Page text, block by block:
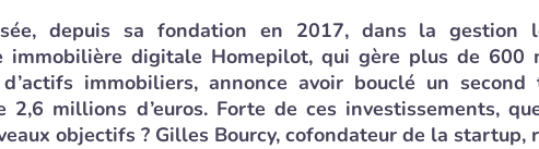
depuis sa fondation en 2017, dans la gestion
immobilière digitale Homepilot, qui gère plus de 600
d’actifs immobiliers, annonce avoir bouclé un second
2,6 millions d’euros. Forte de ces investissements,
objectifs ? Gilles Bourcy, cofondateur de la startup,